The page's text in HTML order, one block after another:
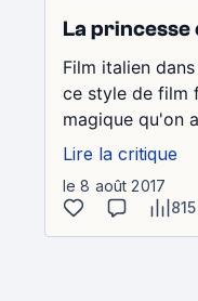
La
Film italien
ce style de film
magique qu'on
Lire la critique
le 8 août 2017
815